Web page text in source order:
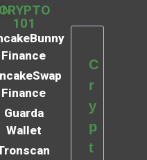
101
Finance
Finance
Guarda
Wallet
C
r
y
p
t